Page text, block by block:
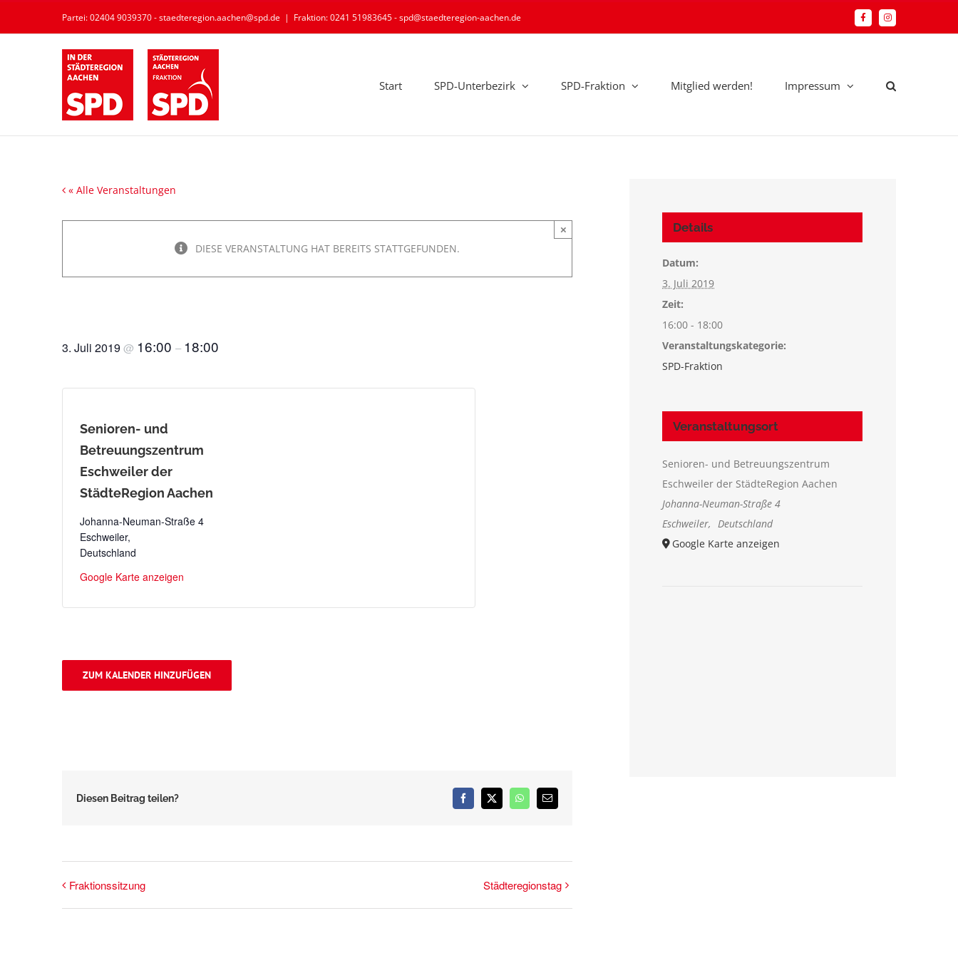
Partei: 02404 9039370 - staedteregion.aachen@spd.de | Fraktion: 0241 51983645 - spd@staedteregion-aachen.de FacebookInstagram
Start SPD-Unterbezirk SPD-Fraktion Mitglied werden! Impressum
« Alle Veranstaltungen
DIESE VERANSTALTUNG HAT BEREITS STATTGEFUNDEN.
×
3. Juli 2019 @ 16:00 – 18:00
Senioren- und
Betreuungszentrum
Eschweiler der
StädteRegion Aachen
Johanna-Neuman-Straße 4
Eschweiler,
Deutschland
Google Karte anzeigen
ZUM KALENDER HINZUFÜGEN
Diesen Beitrag teilen? Facebook
X WhatsApp
E-
Mail
Fraktionssitzung Städteregionstag
Details
Datum:
3. Juli 2019
Zeit:
16:00 - 18:00
Veranstaltungskategorie:
SPD-Fraktion
Veranstaltungsort
Senioren- und Betreuungszentrum
Eschweiler der StädteRegion Aachen
Johanna-Neuman-Straße 4
Eschweiler,
Deutschland
Google Karte anzeigen